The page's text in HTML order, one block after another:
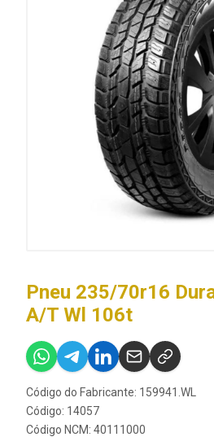
Pneu 235/70r16
A/T Wl 106t
Código do Fabricante: 159941.WL
Código: 14057
Código NCM: 40111000